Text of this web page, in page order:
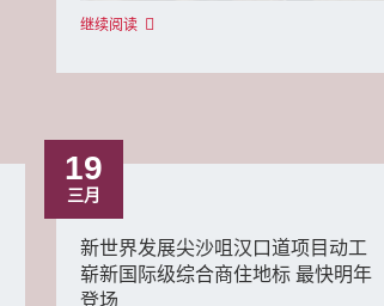
继续阅读
19
三月
新世界发展尖沙咀汉口道项目动工
崭新国际级综合商住地标 最快明年
登场